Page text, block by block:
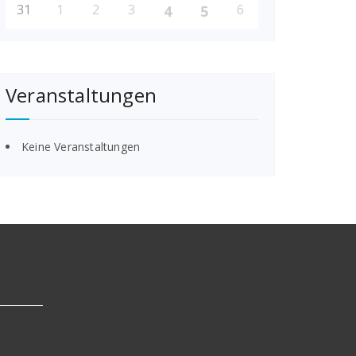
31 1 2 3 4 5 6
Veranstaltungen
Keine Veranstaltungen